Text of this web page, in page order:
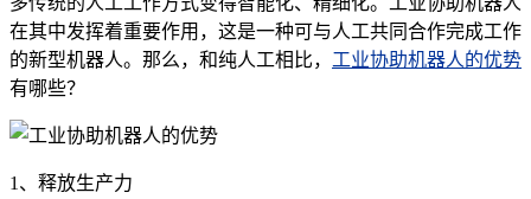
在其中发挥着重要作用，这是一种可与人工共同合作完成工作
的新型机器人。那么，和纯人工相比， 工业协助机器人的优势
有哪些？
1、释放生产力